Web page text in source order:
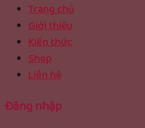
Trang chủ
Giới thiệu
Kiến thức
Shop
Liên hệ
Đăng nhập